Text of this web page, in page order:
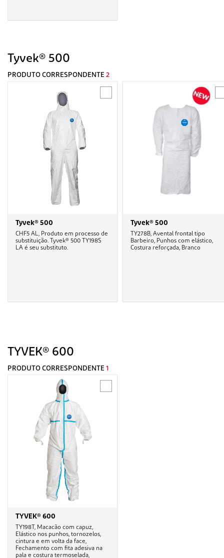
Tyvek® 500
PRODUTO CORRESPONDENTE 2
Tyvek® 500
CHF5 AL, Produto em processo de
substituição. Tyvek® 500 TY198S
LA é seu substituto.
Tyvek® 500
TY278B, Avental frontal tipo
Barbeiro, Punhos com elástico,
Costura reforçada, Branco
TYVEK® 600
PRODUTO CORRESPONDENTE 1
TYVEK® 600
TY198T, Macacão com capuz,
Elástico nos punhos, tornozelos,
cintura e em volta da face,
Fechamento com fita adesiva na
pala e costura termoselada,